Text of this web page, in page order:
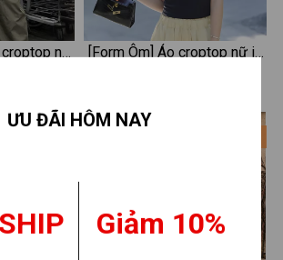
nữ
[Form Ôm] Áo croptop nữ in
ƯU ĐÃI HÔM NAY
Giảm 10%